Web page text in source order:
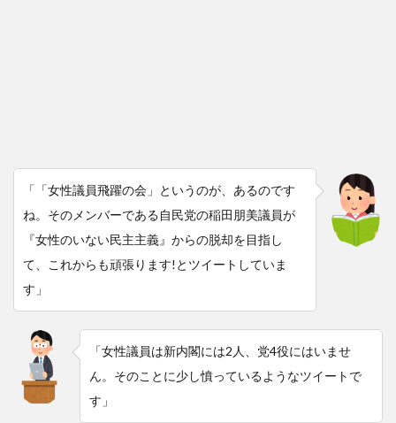
「「女性議員飛躍の会」というのが、あるのです
ね。そのメンバーである自民党の稲田朋美議員が
『女性のいない民主主義』からの脱却を目指し
て、これからも頑張ります!とツイートしていま
す」
「女性議員は新内閣には2人、党4役にはいませ
ん。そのことに少し憤っているようなツイートで
す」